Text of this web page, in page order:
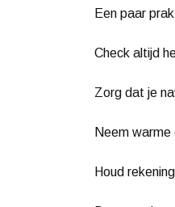
Een paar
Check altijd
Zorg dat je
Neem
Houd